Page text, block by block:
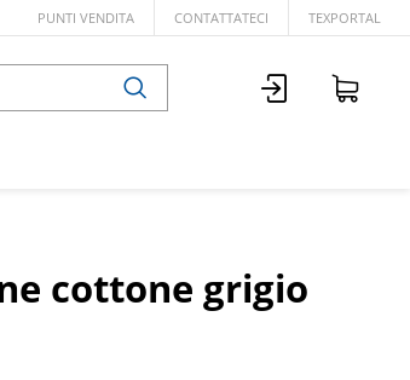
PUNTI VENDITA CONTATTATECI TEXPORTAL
cottone grigio